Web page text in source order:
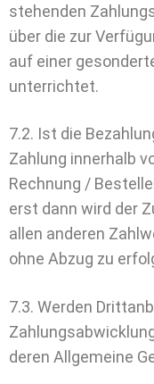
stehenden
über die zur
auf einer
unterrichtet.
7.2. Ist die
Zahlung innerhalb
Rechnung /
erst dann wird der
allen anderen
ohne Abzug zu
7.3. Werden
deren Allgemeine